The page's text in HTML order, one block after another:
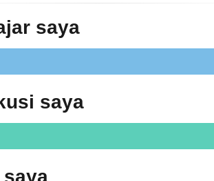
saya
saya
saya